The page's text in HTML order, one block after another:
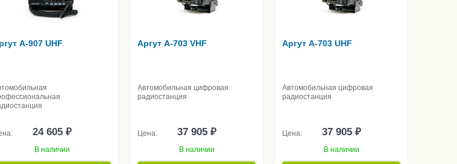
A-907 UHF
24 605 ₽
В наличии
Аргут A-703 VHF
Автомобильная цифровая
радиостанция
Цена: 37 905 ₽
В наличии
Аргут A-703 UHF
Автомобильная цифровая
радиостанция
Цена: 37 905 ₽
В наличии